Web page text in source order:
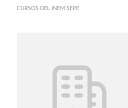
CURSOS DEL INEM SEPE